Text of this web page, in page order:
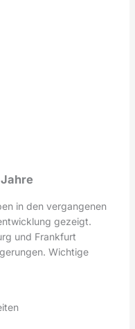
in den vergangenen
gezeigt.
und Frankfurt
Wichtige